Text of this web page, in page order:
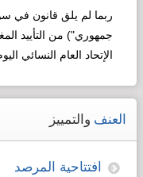
لـ"التطوير"!
ربما لم يلق قانون في
جمهوري") من التأييد
الإتحاد العام النسائي اليوم، 2017/4/22! فقد اجتمع
Read more...
العنف والتمييز
افتتاحية المرصد